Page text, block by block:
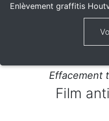
Enlèvement graffitis
Effacement
Film